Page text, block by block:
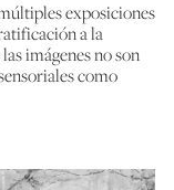
exposiciones
a la
imágenes no son
como